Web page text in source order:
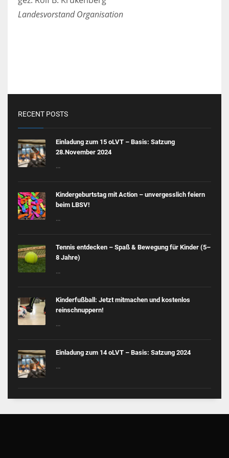
Landesvorstand Organisation
RECENT POSTS
Einladung zum 15 oLVT – Basis: Satzung
28.November 2024
...
Kindergeburtstag mit Action – unvergesslich feiern
beim LBSV!
...
Tennis entdecken – Spaß & Bewegung für Kinder (5–
8 Jahre)
...
Kinderfußball: Jetzt mitmachen und kostenlos
reinschnuppern!
...
Einladung zum 14 oLVT – Basis: Satzung 2024
...